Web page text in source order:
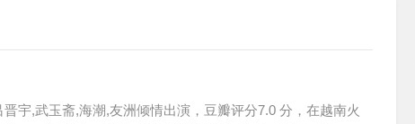
宇,武玉斋,海潮,友洲倾情出演，豆瓣评分7.0 分，在越南火